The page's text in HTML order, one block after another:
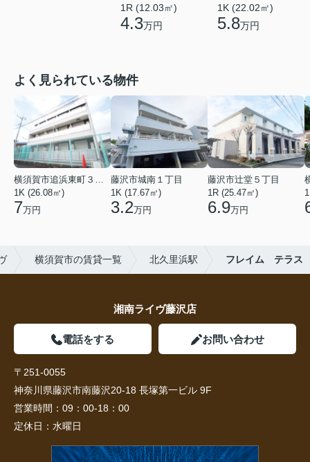
1R (12.03㎡)
4.3万円
1K (22.02㎡)
5.8万円
よく見られている物件
横須賀市追浜東町３丁目
1K (26.08㎡)
7万円
藤沢市城南１丁目
1K (17.67㎡)
3.2万円
藤沢市辻堂５丁目
1R (25.47㎡)
6.9万円
横須賀市の賃貸一覧 北久里浜駅 フレイム テラス
湘南ライヴ藤沢店
電話をする お問い合わせ
〒251-0055
神奈川県藤沢市南藤沢20-18 長塚第一ビル 9F
営業時間： 09：00-18：00
定休日： 水曜日